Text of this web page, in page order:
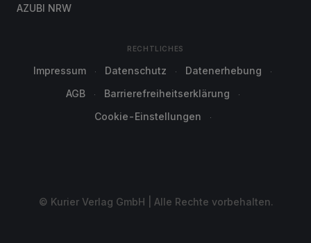
AZUBI NRW
RECHTLICHES
Impressum Datenschutz
Datenerhebung
AGB
Barrierefreiheitserklärung
Cookie-Einstellungen
© Kurier Verlag GmbH | Alle Rechte vorbehalten.